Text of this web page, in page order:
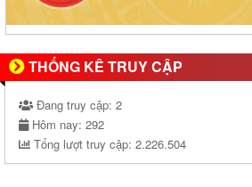
THỐNG KÊ TRUY CẬP
Đang truy cập: 2
Hôm nay: 292
Tổng lượt truy cập: 2.226.504